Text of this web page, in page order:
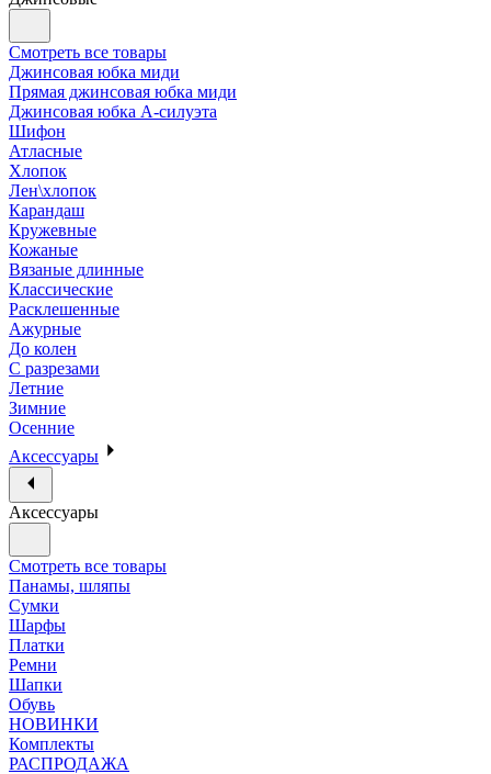
Смотреть все товары
Джинсовая юбка миди
Прямая джинсовая юбка миди
Джинсовая юбка А-силуэта
Шифон
Атласные
Хлопок
Лен\хлопок
Карандаш
Кружевные
Кожаные
Вязаные длинные
Классические
Расклешенные
Ажурные
До колен
С разрезами
Летние
Зимние
Осенние
Аксессуары
Аксессуары
Смотреть все товары
Панамы, шляпы
Сумки
Шарфы
Платки
Ремни
Шапки
Обувь
НОВИНКИ
Комплекты
РАСПРОДАЖА